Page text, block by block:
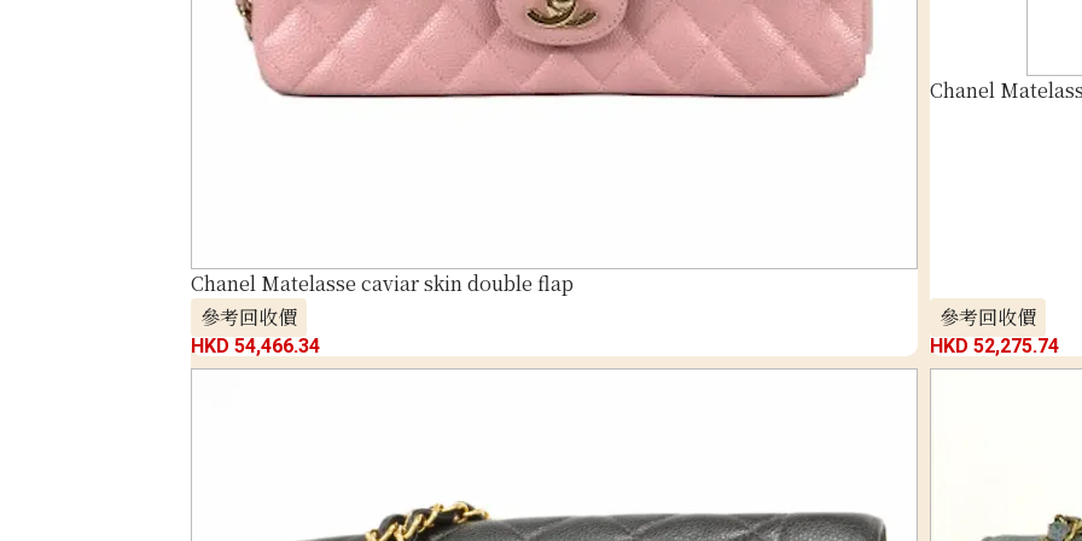
Chanel Matelasse caviar skin double flap
參考回收價
HKD 54,466.34
Chanel
參考回收價
HKD 52,275.74